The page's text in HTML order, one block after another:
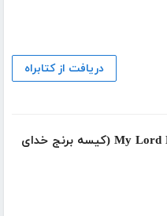
دریافت از کتابراه
🎧 دانلود کتاب صوتی My Lord Bag of Rice (کیسه برنج خدای